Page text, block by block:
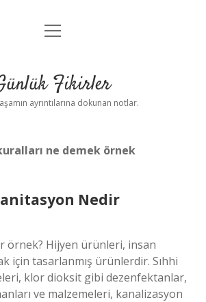
Anasayfa
Yasal Uyarı
menüyü
Fikirler
ayrıntılarına dokunan notlar.
ne demek örnek
Nedir
örnek? Hijyen ürünleri, insan
için tasarlanmış ürünlerdir. Sıhhi
klor dioksit gibi dezenfektanlar,
ve malzemeleri, kanalizasyon